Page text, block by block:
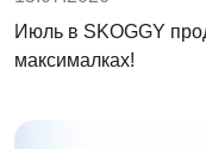
Июль в SKOGGY
максималках!